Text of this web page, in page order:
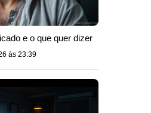
e o que quer dizer
às 23:39